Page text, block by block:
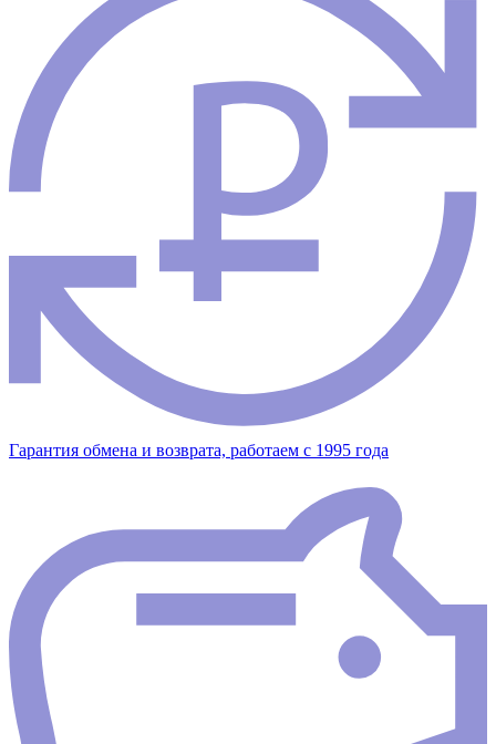
Гарантия обмена и возврата, работаем с 1995 года